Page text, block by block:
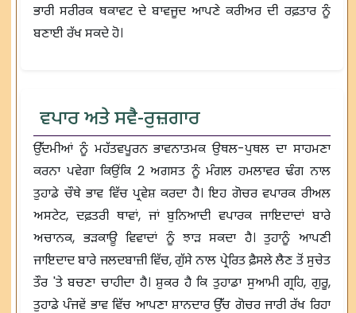
ਭਾਰੀ ਸਰੀਰਕ ਥਕਾਵਟ ਦੇ ਬਾਵਜੂਦ ਆਪਣੇ ਕਰੀਅਰ ਦੀ ਰਫ਼ਤਾਰ ਨੂੰ
ਬਣਾਈ ਰੱਖ ਸਕਦੇ ਹੋ।
ਵਪਾਰ ਅਤੇ ਸਵੈ-ਰੁਜ਼ਗਾਰ
ਉੱਦਮੀਆਂ ਨੂੰ ਮਹੱਤਵਪੂਰਨ ਭਾਵਨਾਤਮਕ ਉਥਲ-ਪੁਥਲ ਦਾ ਸਾਹਮਣਾ
ਕਰਨਾ ਪਵੇਗਾ ਕਿਉਂਕਿ 2 ਅਗਸਤ ਨੂੰ ਮੰਗਲ ਹਮਲਾਵਰ ਢੰਗ ਨਾਲ
ਤੁਹਾਡੇ ਚੌਥੇ ਭਾਵ ਵਿੱਚ ਪ੍ਰਵੇਸ਼ ਕਰਦਾ ਹੈ। ਇਹ ਗੋਚਰ ਵਪਾਰਕ ਰੀਅਲ
ਅਸਟੇਟ, ਦਫ਼ਤਰੀ ਥਾਵਾਂ, ਜਾਂ ਬੁਨਿਆਦੀ ਵਪਾਰਕ ਜਾਇਦਾਦਾਂ ਬਾਰੇ
ਅਚਾਨਕ, ਭੜਕਾਊ ਵਿਵਾਦਾਂ ਨੂੰ ਝਾੜ ਸਕਦਾ ਹੈ। ਤੁਹਾਨੂੰ ਆਪਣੀ
ਜਾਇਦਾਦ ਬਾਰੇ ਜਲਦਬਾਜ਼ੀ ਵਿੱਚ, ਗੁੱਸੇ ਨਾਲ ਪ੍ਰੇਰਿਤ ਫ਼ੈਸਲੇ ਲੈਣ ਤੋਂ ਸੁਚੇਤ
ਤੌਰ 'ਤੇ ਬਚਣਾ ਚਾਹੀਦਾ ਹੈ। ਸ਼ੁਕਰ ਹੈ ਕਿ ਤੁਹਾਡਾ ਸੁਆਮੀ ਗ੍ਰਹਿ, ਗੁਰੂ,
ਤੁਹਾਡੇ ਪੰਜਵੇਂ ਭਾਵ ਵਿੱਚ ਆਪਣਾ ਸ਼ਾਨਦਾਰ ਉੱਚ ਗੋਚਰ ਜਾਰੀ ਰੱਖ ਰਿਹਾ